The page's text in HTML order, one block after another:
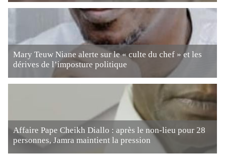
Mary Teuw Niane alerte sur le « culte du chef » et les
dérives de l’imposture politique
Affaire Pape Cheikh Diallo : après le non-lieu pour 28
personnes, Jamra maintient la pression